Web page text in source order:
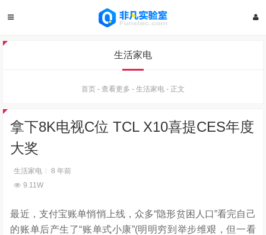
生活家电
首页 - 查看更多 - 生活家电 - 正文
拿下8K电视C位 TCL X10喜提CES年度
大奖
生活家电
8 年前
9.11W
最近，支付宝账单悄悄上线，众多“隐形贫困人口”看完自己
的账单后产生了“账单式小康”(明明穷到举步维艰，但一看